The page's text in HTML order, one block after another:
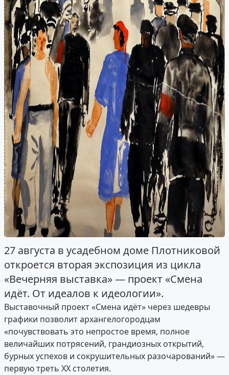
27 августа в усадебном доме Плотниковой
откроется вторая экспозиция из цикла
«Вечерняя выставка» — проект «Смена
идёт. От идеалов к идеологии».
Выставочный проект «Смена идёт» через шедевры
графики позволит архангелогородцам
«почувствовать это непростое время, полное
величайших потрясений, грандиозных открытий,
бурных успехов и сокрушительных разочарований» —
первую треть ХХ столетия.